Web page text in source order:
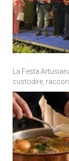
La Festa
custodire,